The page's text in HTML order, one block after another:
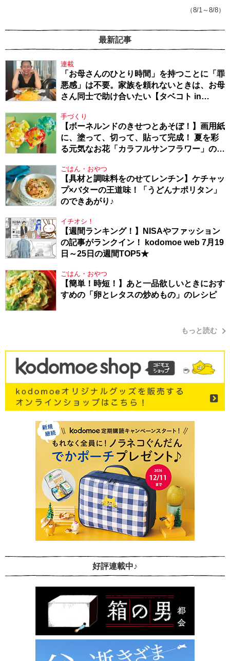
（8/1～8/8）
最新記事
連載
「お母さんのひとり時間」を持つことに「罪
悪感」は不要。家族を頼れないときは、お母
さん同士で助け合いたい【タベコト in
手づくり
【ボーネルンドのきせつとあそぼ！】画用紙
に、塗って、切って、貼って完成！ 夏を彩
る元気なお花「カラフルサンフラワー」の作
ごはん・おやつ
【具材と調味料をのせてレンチン】ケチャッ
プ×バターの王道味！「うどんナポリタン」
のできあがり♪
イチオシ！
【週間ランキング！】NISAやファッション
の記事がランクイン！ kodomoe web 7月19
日～25日の週間TOP5★
ごはん・おやつ
【簡単！時短！】あと一品欲しいときにおす
すめの「卵とレタスの炒めもの」のレシピ
もっと読む
好評連載中♪